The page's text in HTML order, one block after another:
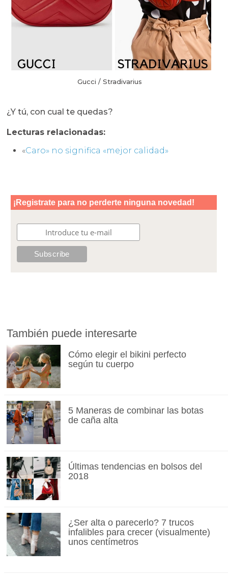
Gucci / Stradivarius
¿Y tú, con cual te quedas?
Lecturas relacionadas:
«Caro» no significa «mejor calidad»
También puede interesarte
Cómo elegir el bikini perfecto
según tu cuerpo
5 Maneras de combinar las botas
de caña alta
Últimas tendencias en bolsos del
2018
¿Ser alta o parecerlo? 7 trucos
infalibles para crecer (visualmente)
unos centímetros